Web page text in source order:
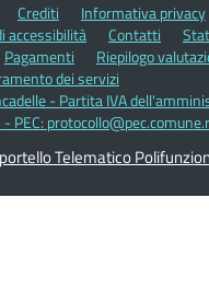
Crediti Informativa privacy
accessibilità
Contatti
Pagamenti
Riepilogo
dei servizi
- Partita IVA
Telematico